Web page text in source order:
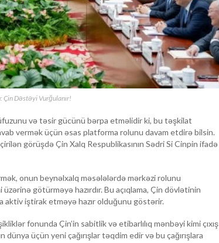
Çin Dəstəyi Vurğulanır!
və təsir gücünü bərpa etməlidir ki, bu təşkilat
vermək üçün əsas platforma rolunu davam etdirə bilsin.
görüşdə Çin Xalq Respublikasının Sədri Si Cinpin ifadə
onun beynəlxalq məsələlərdə mərkəzi rolunu
götürməyə hazırdır. Bu açıqlama, Çin dövlətinin
iştirak etməyə hazır olduğunu göstərir.
fonunda Çin’in sabitlik və etibarlılıq mənbəyi kimi çıxış
üçün yeni çağırışlar təqdim edir və bu çağırışlara